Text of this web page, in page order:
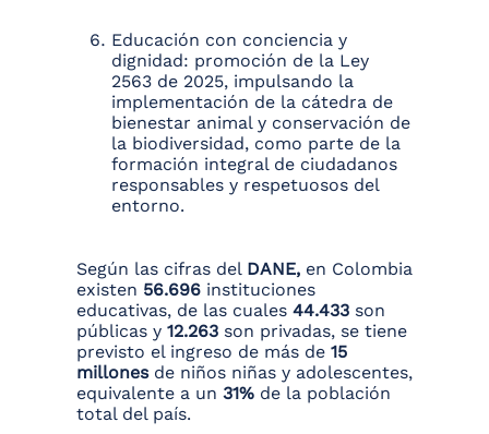
Educación con conciencia y
dignidad: promoción de la Ley
2563 de 2025, impulsando la
implementación de la cátedra de
bienestar animal y conservación de
la biodiversidad, como parte de la
formación integral de ciudadanos
responsables y respetuosos del
entorno.
Según las cifras del DANE, en Colombia
existen 56.696 instituciones
educativas, de las cuales 44.433 son
públicas y 12.263 son privadas, se tiene
previsto el ingreso de más de 15
millonesde niños niñas y adolescentes,
equivalente a un 31% de la población
total del país.